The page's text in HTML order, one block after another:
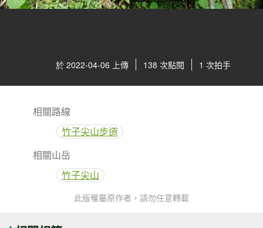
於 2022-04-06 上傳 138 次點閱 1 次拍手
相關路線
竹子尖山步道
相關山岳
竹子尖山
此版權屬原作者，請勿任意轉載